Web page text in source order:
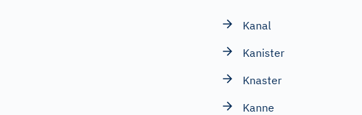
Kanal
Kanister
Knaster
Kanne